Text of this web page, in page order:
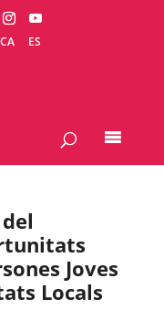
CA
ES
Joves
Locals